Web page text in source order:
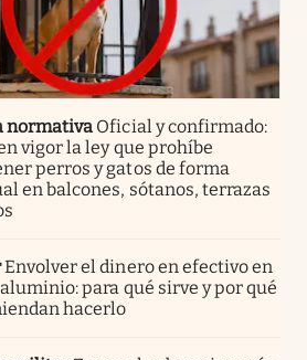
normativa Oficial y confirmado:
vigor la ley que prohíbe
perros y gatos de forma
en balcones, sótanos, terrazas
Envolver el dinero en efectivo en
para qué sirve y por qué
hacerlo